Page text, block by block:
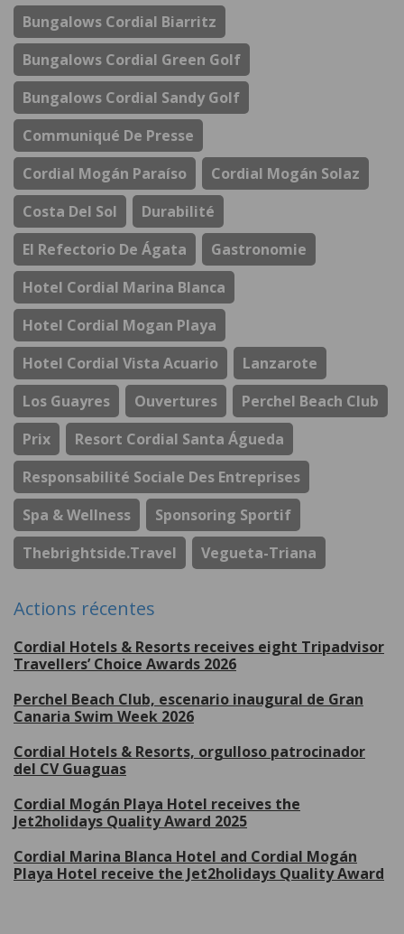
Bungalows Cordial Biarritz
Bungalows Cordial Green Golf
Bungalows Cordial Sandy Golf
Communiqué De Presse
Cordial Mogán Paraíso
Cordial Mogán Solaz
Costa Del Sol
Durabilité
El Refectorio De Ágata
Gastronomie
Hotel Cordial Marina Blanca
Hotel Cordial Mogan Playa
Hotel Cordial Vista Acuario
Lanzarote
Los Guayres
Ouvertures
Perchel Beach Club
Prix
Resort Cordial Santa Águeda
Responsabilité Sociale Des Entreprises
Spa & Wellness
Sponsoring Sportif
Thebrightside.travel
Vegueta-Triana
Actions récentes
Cordial Hotels & Resorts receives eight Tripadvisor
Travellers’ Choice Awards 2026
Perchel Beach Club, escenario inaugural de Gran
Canaria Swim Week 2026
Cordial Hotels & Resorts, orgulloso patrocinador
del CV Guaguas
Cordial Mogán Playa Hotel receives the
Jet2holidays Quality Award 2025
Cordial Marina Blanca Hotel and Cordial Mogán
Playa Hotel receive the Jet2holidays Quality Award